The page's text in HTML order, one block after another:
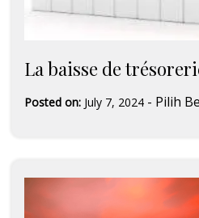
La baisse de
Posted on: July 7, 2024 - Pilih